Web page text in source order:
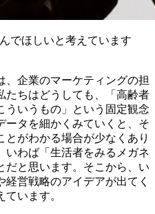
でほしいと考えています
企業のマーケティングの担
たちはどうしても、「高齢者
ういうもの」という固定観念
ータを細かくみていくと、そ
がわかる場合が少なくあり
いわば「生活者をみるメガネ
だと思います。そこから、い
営戦略のアイデアが出てく
います。